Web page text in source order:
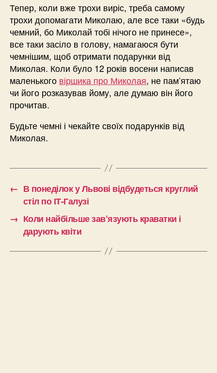
Тепер, коли вже трохи виріс, треба самому
трохи допомагати Миколаю, але все таки «будь
чемний, бо Миколай тобі нічого не принесе»,
все таки засіло в голову, намагаюся бути
чемнішим, щоб отримати подарунки від
Миколая. Коли було 12 років восени написав
маленького віршика про Миколая, не пам’ятаю
чи його розказував йому, але думаю він його
прочитав.
Будьте чемні і чекайте своїх подарунків від
Миколая.
← В понеділок у Львові відбудеться круглий
стіл по ІТ-Галузі
→ Коли найбільше зав’язують краватки і
дарують квіти